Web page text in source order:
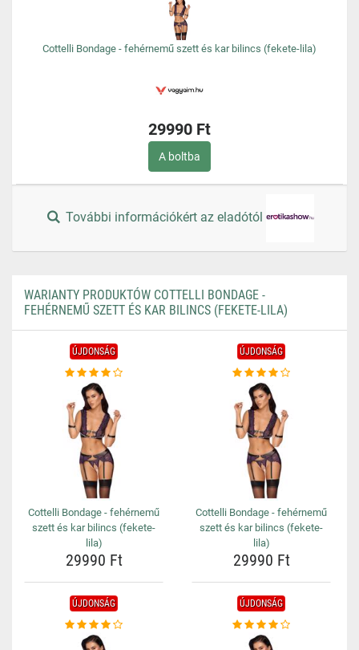
Cottelli Bondage - fehérnemű szett és kar bilincs (fekete-lila)
29990 Ft
A boltba
További információkért az eladótól
WARIANTY PRODUKTÓW COTTELLI BONDAGE -
FEHÉRNEMŰ SZETT ÉS KAR BILINCS (FEKETE-LILA)
ÚJDONSÁG
Cottelli Bondage - fehérnemű
szett és kar bilincs (fekete-
lila)
29990 Ft
ÚJDONSÁG
Cottelli Bondage - fehérnemű
szett és kar bilincs (fekete-
lila)
29990 Ft
ÚJDONSÁG ÚJDONSÁG